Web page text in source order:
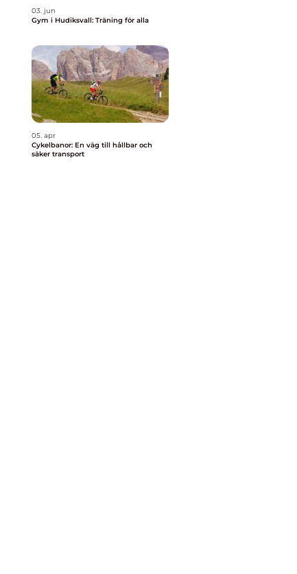
03. jun
Gym i Hudiksvall: Träning för alla
05. apr
Cykelbanor: En väg till hållbar och
säker transport